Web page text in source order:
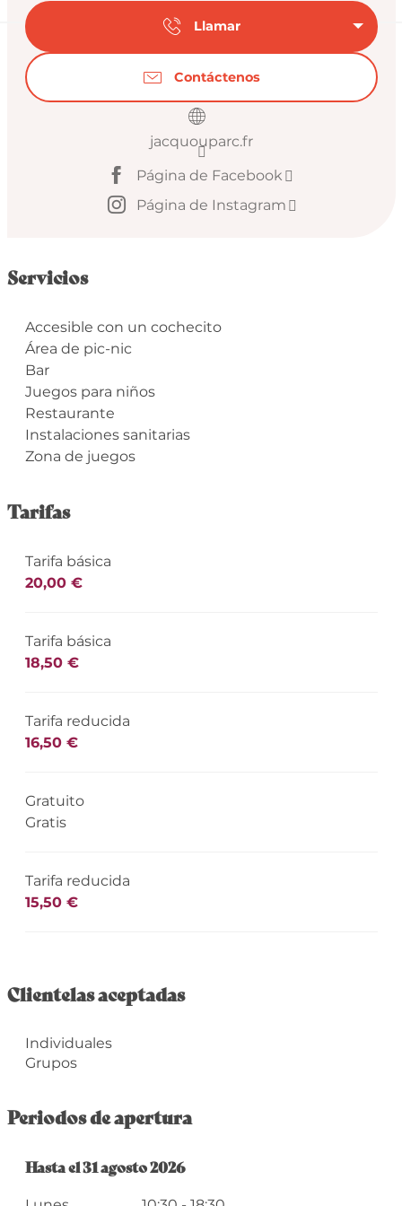
Llamar
Contáctenos
jacquouparc.fr
Página de Facebook
Página de Instagram
Servicios
Accesible con un cochecito
Área de pic-nic
Bar
Juegos para niños
Restaurante
Instalaciones sanitarias
Zona de juegos
Tarifas
Tarifa básica
20,00 €
Tarifa básica
18,50 €
Tarifa reducida
16,50 €
Gratuito
Gratis
Tarifa reducida
15,50 €
Clientelas aceptadas
Individuales
Grupos
Periodos de apertura
Del1 julio 2026al31 agosto 2026
Hasta el31 agosto 2026